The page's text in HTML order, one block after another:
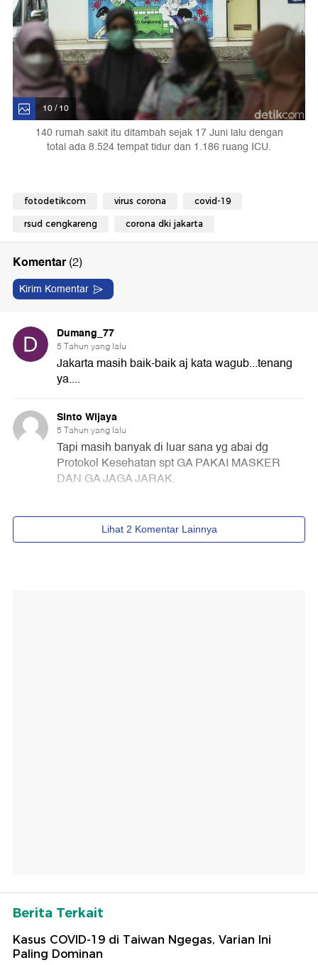
10 / 10
140 rumah sakit itu ditambah sejak 17 Juni lalu dengan
total ada 8.524 tempat tidur dan 1.186 ruang ICU.
fotodetikcom virus corona covid-19
rsud cengkareng corona dki jakarta
Berita Terkait
Kasus COVID-19 di Taiwan Ngegas, Varian Ini
Paling Dominan